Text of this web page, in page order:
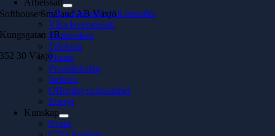
Arbetssätt
Våra arbetssätt och metoder
Våra leveranssätt
Partnerskap
Telekom
Finans
Produktbolag
Industri
Offentlig verksamhet
Energi
Kunskap
Event
Softhouse Småland AB Växjö
Kungsgatan 1B,
352 30 Växjö